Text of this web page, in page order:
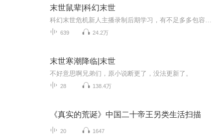
末世鼠辈|科幻末世
639 24.2万
末世寒潮降临|末世
不好意思啊兄弟们，原小说断更了，没法更新了。
28 138.4万
《真实的荒诞》中国二十帝王另类生活扫描
20 1647